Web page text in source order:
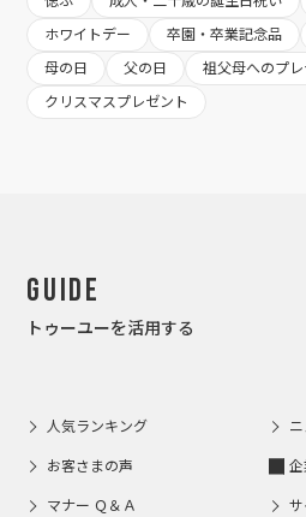
ホワイトデー
卒園・卒業記念品
母の日
父の日
祖父母へのプ
クリスマスプレゼント
Guide
トゥーユーを活用する
人気ランキング
お客さまの声
マナー Ｑ＆Ａ